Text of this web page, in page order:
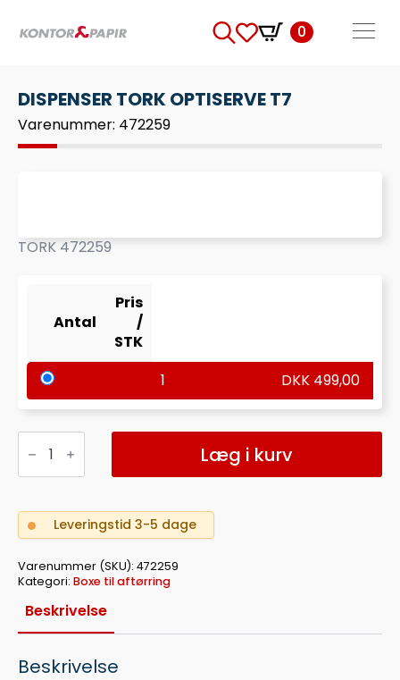
0
DISPENSER TORK OPTISERVE T7
Varenummer: 472259
TORK 472259
Antal
Pris
/
STK
1
DKK 499,00
DISPENSER
TORK
OPTISERVE
T7
Læg i kurv
Leveringstid 3-5 dage
Varenummer (SKU): 472259
Kategori: Boxe til aftørring
Beskrivelse
Beskrivelse